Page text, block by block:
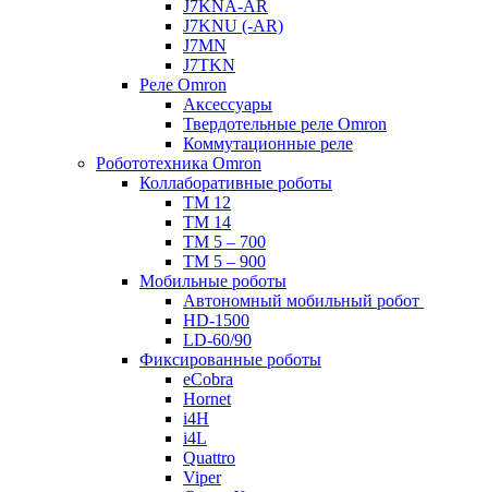
J7KNA-AR
J7KNU (-AR)
J7MN
J7TKN
Реле Omron
Аксессуары
Твердотельные реле Omron
Коммутационные реле
Робототехника Omron
Коллаборативные роботы
TM 12
TM 14
TM 5 – 700
TM 5 – 900
Мобильные роботы
Автономный мобильный робот
HD-1500
LD-60/90
Фиксированные роботы
eCobra
Hornet
i4H
i4L
Quattro
Viper